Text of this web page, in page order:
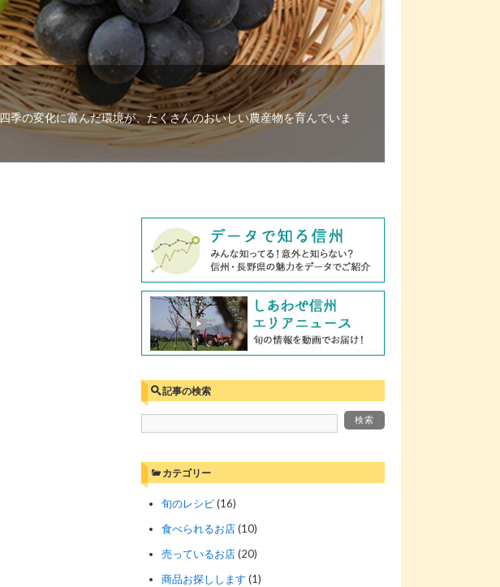
の変化に富んだ環境が、たくさんのおいしい農産物を育んでいま
記事の検索
カテゴリー
旬のレシピ(16)
食べられるお店(10)
売っているお店(20)
商品お探しします (1)